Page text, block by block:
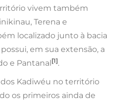
vivem também
Terena e
localizado junto à bacia
em sua extensão, a
e Pantanal [1].
Kadiwéu no território
os primeiros ainda de